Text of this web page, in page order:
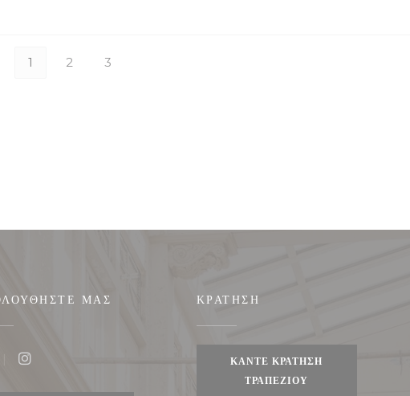
1 2 3
ΜΑΣ
Instagram ((ανοίγει σε νέο παράθυρο))
ΚΡΆΤΗΣΗ
ΚΆΝΤΕ ΚΡΆΤΗΣΗ
ΤΡΑΠΕΖΙΟΎ